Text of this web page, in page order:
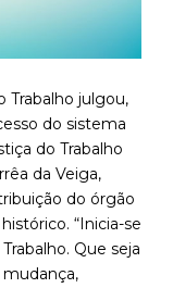
Trabalho julgou,
do sistema
do Trabalho
da Veiga,
do órgão
“Inicia-se
Que seja